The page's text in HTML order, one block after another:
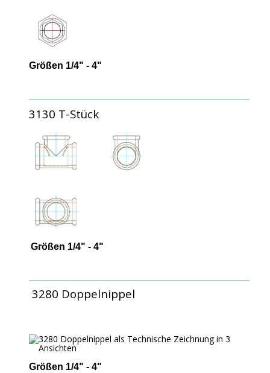
Größen 1/4" - 4"
3130 T-Stück
Größen 1/4" - 4"
3280 Doppelnippel
Größen 1/4" - 4"